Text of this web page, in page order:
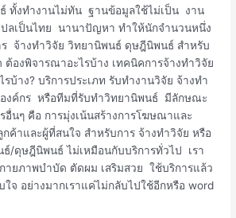
ทั้งทำงานไม่ทัน ฐานข้อมูลใช้ไม่เป็น งาน
ลเป็นไทย นานาปัญหา ทำให้นักจำนวนหนึ่ง
ร จ้างทำวิจัย วิทยานิพนธ์ ดุษฎีนิพนธ์ สำหรับ
องพิจารณาอะไรบ้าง เทคนิคการจ้างทำวิจัย
บ้าง? บริการประเภท รับทำงานวิจัย จ้างทำ
องค์กร หรือทีมที่รับทำวิทยานิพนธ์ มีลักษณะ
อื่นๆ คือ การมุ่งเน้นสร้างการโฆษณาและ
ค้าและผู้ที่สนใจ สำหรับการ จ้างทำวิจัย หรือ
/ดุษฎีนิพนธ์ ไม่เหมือนกับบริการทั่วไป เรา
ายภาพบำบัด ตัดผม เสริมสวย ใช้บริการแล้ว
ใจ อย่างมากเราแค่ไม่กลับไปใช้อีกหรือ word